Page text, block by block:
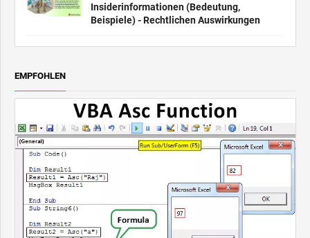
Insiderinformationen (Bedeutung,
Beispiele) - Rechtlichen Auswirkungen
EMPFOHLEN